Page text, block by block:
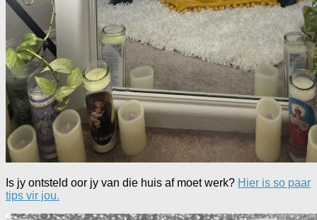
Is jy ontsteld oor jy van die huis af moet werk? Hier is so paar
tips vir jou.